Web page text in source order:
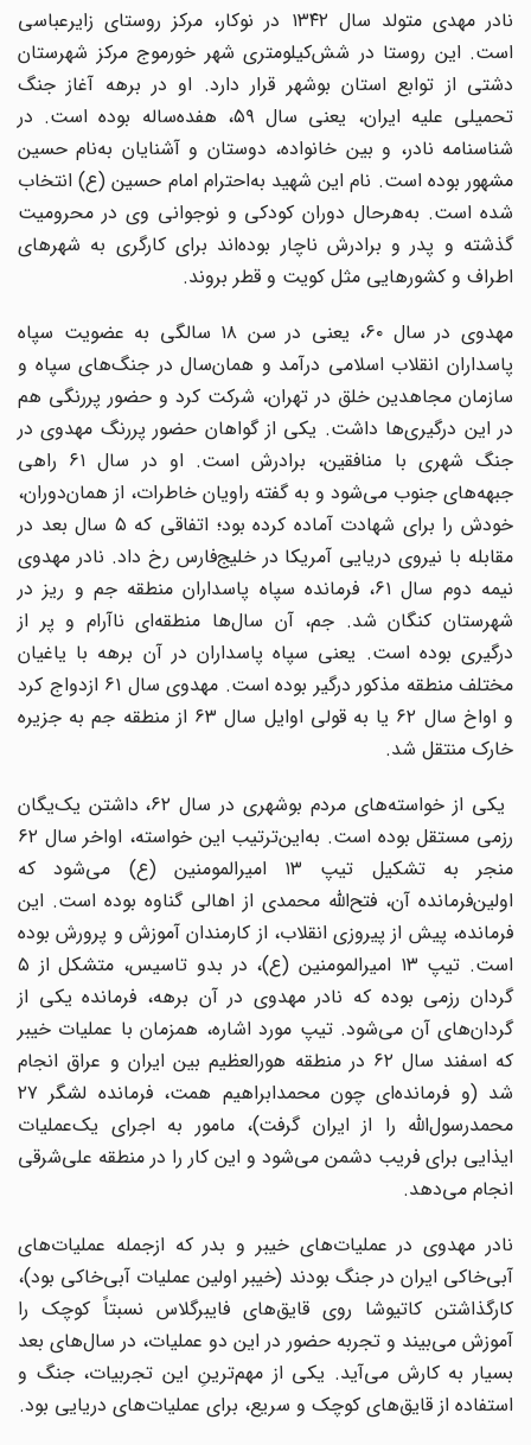
نادر مهدی متولد سال ۱۳۴۲ در نوکار، مرکز روستای زایرعباسی
است. این روستا در شش‌کیلومتری شهر خورموج مرکز شهرستان
دشتی از توابع استان بوشهر قرار دارد. او در برهه آغاز جنگ
تحمیلی علیه ایران، یعنی سال ۵۹، هفده‌ساله بوده است. در
شناسنامه نادر، و بین خانواده، دوستان و آشنایان به‌نام حسین
مشهور بوده است. نام این شهید به‌احترام امام حسین (ع) انتخاب
شده است. به‌هرحال دوران کودکی و نوجوانی وی در محرومیت
گذشته و پدر و برادرش ناچار بوده‌اند برای کارگری به شهرهای
اطراف و کشورهایی مثل کویت و قطر بروند.
مهدوی در سال ۶۰، یعنی در سن ۱۸ سالگی به عضویت سپاه
پاسداران انقلاب اسلامی درآمد و همان‌سال در جنگ‌های سپاه و
سازمان مجاهدین خلق در تهران، شرکت کرد و حضور پررنگی هم
در این درگیری‌ها داشت. یکی از گواهان حضور پررنگ مهدوی در
جنگ شهری با منافقین، برادرش است. او در سال ۶۱ راهی
جبهه‌های جنوب می‌شود و به گفته راویان خاطرات، از همان‌دوران،
خودش را برای شهادت آماده کرده بود؛ اتفاقی که ۵ سال بعد در
مقابله با نیروی دریایی آمریکا در خلیج‌فارس رخ داد. نادر مهدوی
نیمه دوم سال ۶۱، فرمانده سپاه پاسداران منطقه جم و ریز در
شهرستان کنگان شد. جم، آن سال‌ها منطقه‌ای ناآرام و پر از
درگیری بوده است. یعنی سپاه پاسداران در آن برهه با یاغیان
مختلف منطقه مذکور درگیر بوده است. مهدوی سال ۶۱ ازدواج کرد
و اواخ سال ۶۲ یا به قولی اوایل سال ۶۳ از منطقه جم به جزیره
خارک منتقل شد.
یکی از خواسته‌های مردم بوشهری در سال ۶۲، داشتن یک‌یگان
رزمی مستقل بوده است. به‌این‌ترتیب این خواسته، اواخر سال ۶۲
منجر به تشکیل تیپ ۱۳ امیرالمومنین (ع) می‌شود که
اولین‌فرمانده آن، فتح‌الله محمدی از اهالی گناوه بوده است. این
فرمانده، پیش از پیروزی انقلاب، از کارمندان آموزش و پرورش بوده
است. تیپ ۱۳ امیرالمومنین (ع)، در بدو تاسیس، متشکل از ۵
گردان رزمی بوده که نادر مهدوی در آن برهه، فرمانده یکی از
گردان‌های آن می‌شود. تیپ مورد اشاره، همزمان با عملیات خیبر
که اسفند سال ۶۲ در منطقه هورالعظیم بین ایران و عراق انجام
شد (و فرمانده‌ای چون محمدابراهیم همت، فرمانده لشگر ۲۷
محمدرسول‌الله را از ایران گرفت)، مامور به اجرای یک‌عملیات
ایذایی برای فریب دشمن می‌شود و این کار را در منطقه علی‌شرقی
انجام می‌دهد.
نادر مهدوی در عملیات‌های خیبر و بدر که ازجمله عملیات‌های
آبی‌خاکی ایران در جنگ بودند (خیبر اولین عملیات آبی‌خاکی بود)،
کارگذاشتن کاتیوشا روی قایق‌های فایبرگلاس نسبتاً کوچک را
آموزش می‌بیند و تجربه حضور در این دو عملیات، در سال‌های بعد
بسیار به کارش می‌آید. یکی از مهم‌ترینِ این تجربیات، جنگ و
استفاده از قایق‌های کوچک و سریع، برای عملیات‌های دریایی بود.